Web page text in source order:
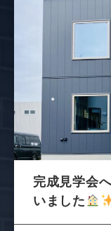
完成見学会
いました